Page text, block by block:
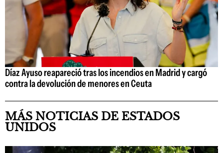
Díaz Ayuso reapareció tras los incendios en Madrid y cargó
contra la devolución de menores en Ceuta
MÁS NOTICIAS DE ESTADOS
UNIDOS